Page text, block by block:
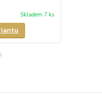
Skladem 7 ks